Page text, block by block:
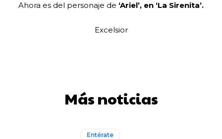
Ahora es del personaje de ‘Ariel’, en ‘La Sirenita’.
Excelsior
Más noticias
Entérate